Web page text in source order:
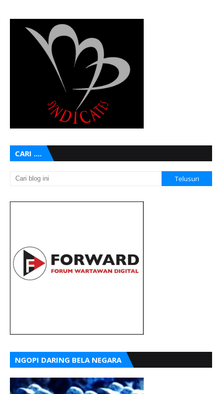
CARI ....
NGOPI DARING BELA NEGARA